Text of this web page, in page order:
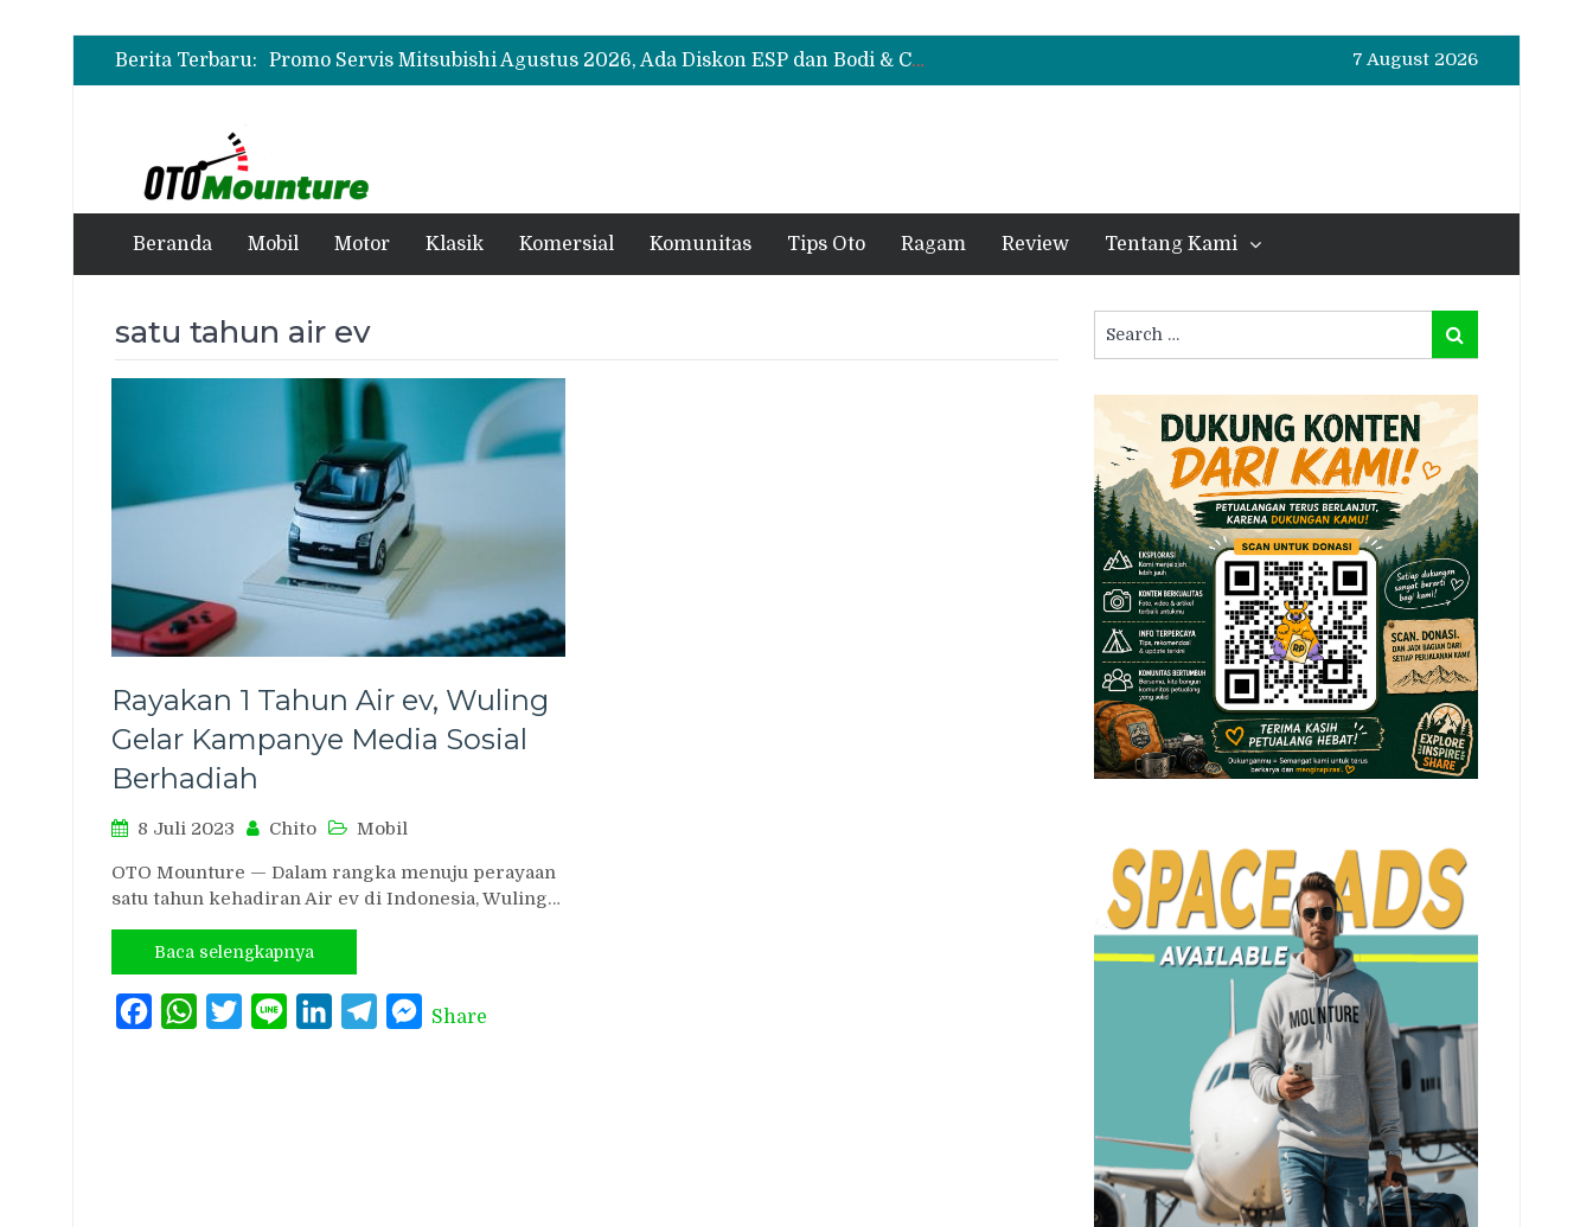
Berita Terbaru:
Bukan Cuma Layar 14,6 Inci, Ini Fitur Pintar Changan Nevo Q05 yang Dibanderol Rp309 Juta
Promo Servis Mitsubishi Agustus 2026, Ada Diskon ESP dan Bodi & Cat Kilau Merdeka
Suzuki XL7 Terbaru Jadi Favorit Test Drive di GIIAS 2026, Ini Fitur yang Paling Dipuji
7 August 2026
Beranda Mobil Motor Klasik Komersial Komunitas Tips Oto Ragam Review Tentang Kami
satu tahun air ev
Rayakan 1 Tahun Air ev, Wuling
Gelar Kampanye Media Sosial
Berhadiah
8 Juli 2023 Chito Mobil
OTO Mounture — Dalam rangka menuju perayaan
satu tahun kehadiran Air ev di Indonesia, Wuling…
Baca selengkapnya
FacebookWhatsAppTwitterLine LinkedInTelegramMessenger
Share
for:
Search